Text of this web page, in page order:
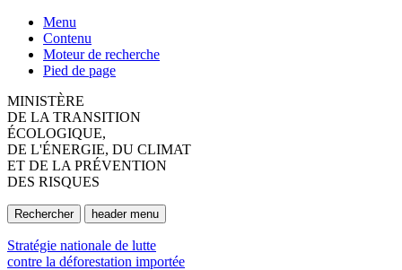
Menu
Contenu
Moteur de recherche
Pied de page
MINISTÈRE
DE LA TRANSITION
ÉCOLOGIQUE,
DE L'ÉNERGIE, DU CLIMAT
ET DE LA PRÉVENTION
DES RISQUES
Rechercher header menu
Stratégie nationale de lutte
contre la déforestation importée